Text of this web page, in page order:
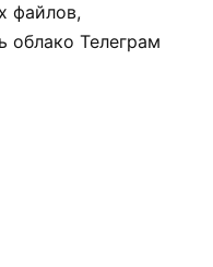
файлов,
облако Телеграм